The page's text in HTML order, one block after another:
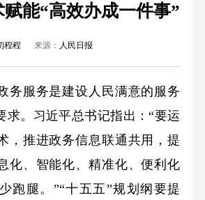
能“高效办成一件事”
程程 来源： 人民日报
服务是建设人民满意的服务
求。习近平总书记指出：“要运
，推进政务信息联通共用，提
化、智能化、精准化、便利化
跑腿。”“十五五”规划纲要提